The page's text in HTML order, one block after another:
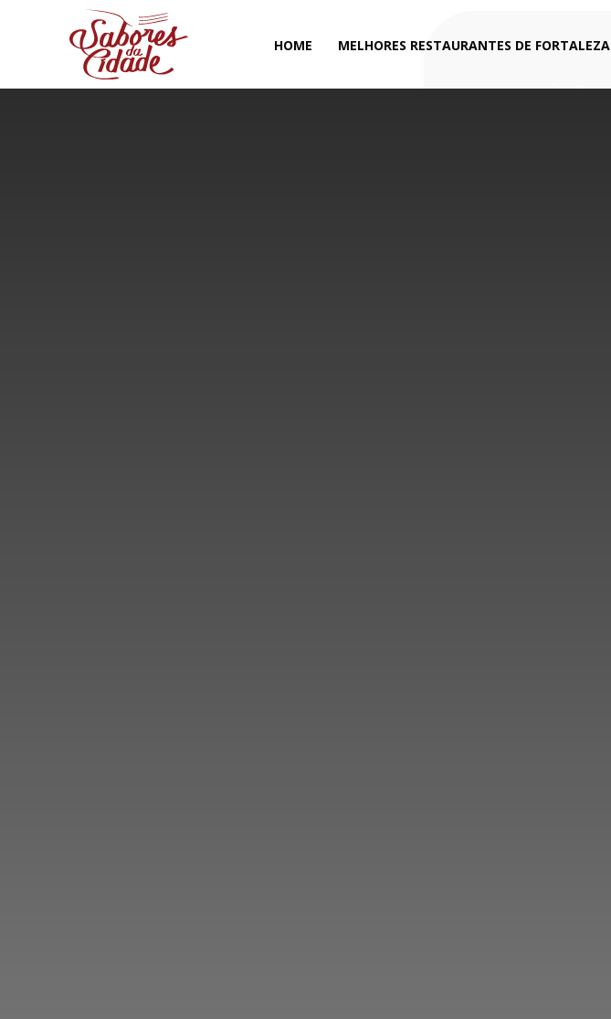
HOME MELHORES RESTAURANTES DE FORTALEZA